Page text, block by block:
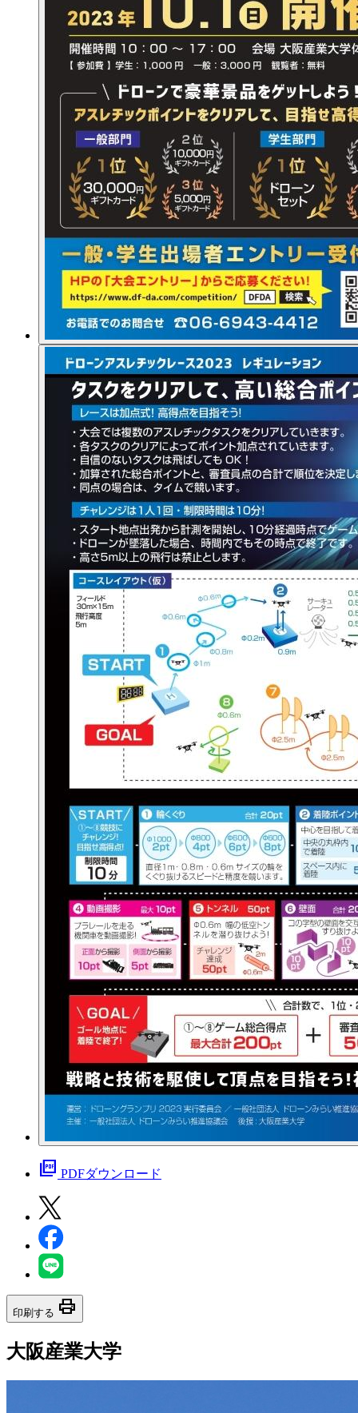
picture_as_pdf PDFダウンロード
印刷する print
大阪産業大学